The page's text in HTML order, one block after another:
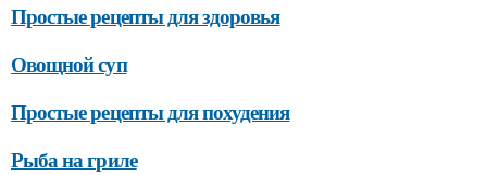
Простые рецепты для здоровья
Овощной суп
Простые рецепты для похудения
Рыба на гриле